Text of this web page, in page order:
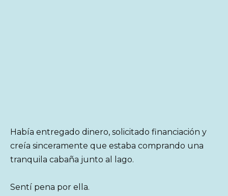
Había entregado dinero, solicitado financiación y
creía sinceramente que estaba comprando una
tranquila cabaña junto al lago.
Sentí pena por ella.